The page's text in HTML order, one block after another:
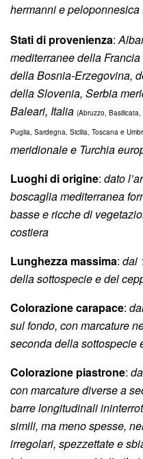
hermanni e peloponnesica
Stati di provenienza:
mediterranee della
della Bosnia-Erzegovina,
della Slovenia, Serbia
Baleari, Italia (Abruzzo,
Puglia, Sardegna, Sicilia, Toscana e
meridionale e Turchia
Luoghi di origine: dato
boscaglia mediterranea
basse e ricche di
costiera
Lunghezza massima: dai
della sottospecie e del
Colorazione carapace:
sul fondo, con marcature
seconda della sottospecie
Colorazione piastrone:
con marcature diverse a
barre longitudinali
simili, ma meno spesse,
irregolari, spezzettate e